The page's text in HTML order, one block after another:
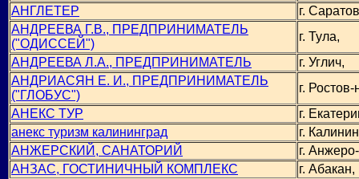
АНГЛЕТЕР
г.
АНДРЕЕВА Г.В., ПРЕДПРИНИМАТЕЛЬ
("ОДИССЕЙ")
г. Тула,
АНДРЕЕВА Л.А., ПРЕДПРИНИМАТЕЛЬ
г. Углич,
АНДРИАСЯН Е. И., ПРЕДПРИНИМАТЕЛЬ
("ГЛОБУС")
г.
АНЕКС ТУР
г.
анекс туризм калининград
г.
АНЖЕРСКИЙ, САНАТОРИЙ
г.
АНЗАС, ГОСТИНИЧНЫЙ КОМПЛЕКС
г. Абакан,